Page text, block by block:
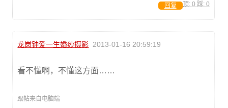
顶: 0 踩: 0
回复
龙岗钟爱一生婚纱摄影 2013-01-16 20:59:19
看不懂啊，不懂这方面……
跟帖来自电脑端